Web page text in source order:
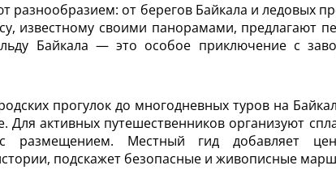
от берегов Байкала и ледовых
известному своими панорамами, предлагают
Байкала — это особое приключение с
прогулок до многодневных туров на
активных путешественников организуют
размещением. Местный гид добавляет
подскажет безопасные и живописные